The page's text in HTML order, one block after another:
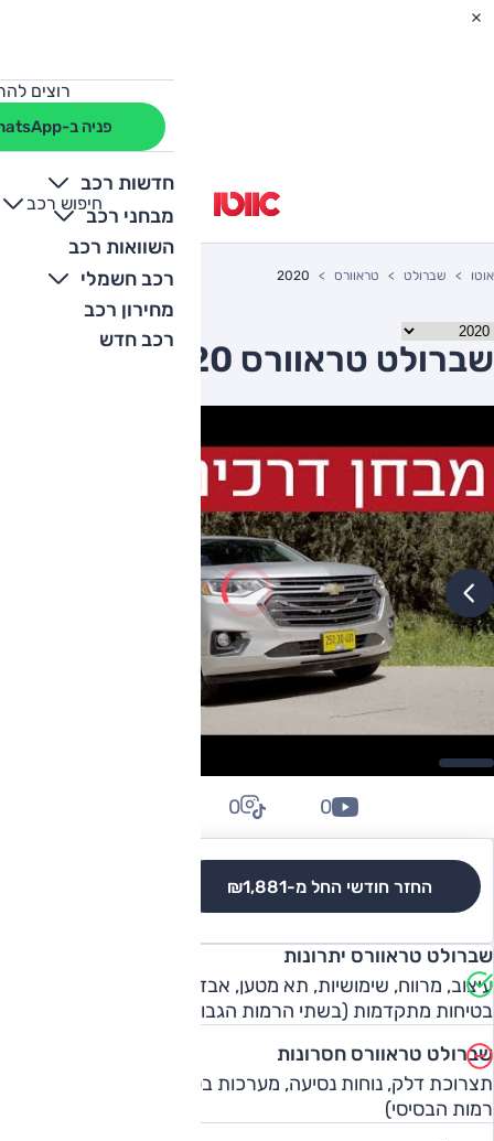
רוצים
פניה ב-WhatsApp
חדשות רכב
מבחני רכב
השוואות רכב
רכב חשמלי
מחירון רכב
רכב חדש
חיפוש רכב
+
-
אוטו שברולט טראוורס 2020
שברולט טראוורס 2020 יד שניה
החזר חודשי החל מ-₪1,881
0
0
שברולט טראוורס יתרונות
עיצוב, מרווח, שימושיות, תא מטען, אבזור, ביצועים, מערכות
בטיחות מתקדמות (בשתי הרמות הגבוהות)
שברולט טראוורס חסרונות
תצרוכת דלק, נוחות נסיעה, מערכות בטיחות מתקדמות (בשתי
רמות הבסיסי)